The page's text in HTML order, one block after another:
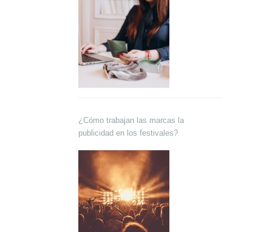
¿Cómo trabajan las marcas la
publicidad en los festivales?